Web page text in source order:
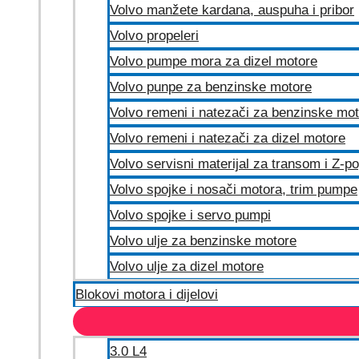
Volvo manžete kardana, auspuha i pribor
Volvo propeleri
Volvo pumpe mora za dizel motore
Volvo punpe za benzinske motore
Volvo remeni i natezači za benzinske
Volvo remeni i natezači za dizel motore
Volvo servisni materijal za transom i Z-
Volvo spojke i nosači motora, trim pumpe
Volvo spojke i servo pumpi
Volvo ulje za benzinske motore
Volvo ulje za dizel motore
Blokovi motora i dijelovi
3.0 L4